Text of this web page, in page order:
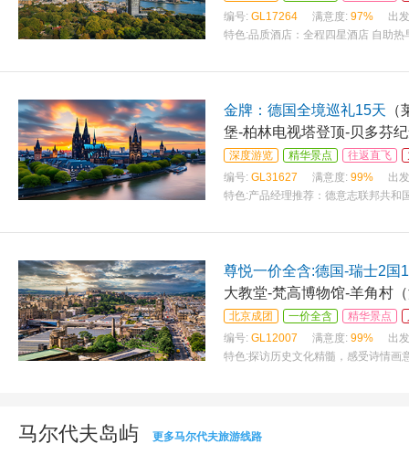
编号: GL17264 满意度: 97%
出
特色:品质酒店：全程四星酒店 自助
金牌：德国全境巡礼15天
堡-柏林电视塔登顶-贝多芬
深度游览 精华景点 往返直飞
编号: GL31627 满意度: 99%
出
特色:产品经理推荐：德意志联邦共和
尊悦一价全含:德国-瑞士2国
大教堂-梵高博物馆-羊角村
北京成团 一价全含 精华景点
编号: GL12007 满意度: 99%
出
特色:探访历史文化精髓，感受诗情画
马尔代夫岛屿 更多马尔代夫旅游线路